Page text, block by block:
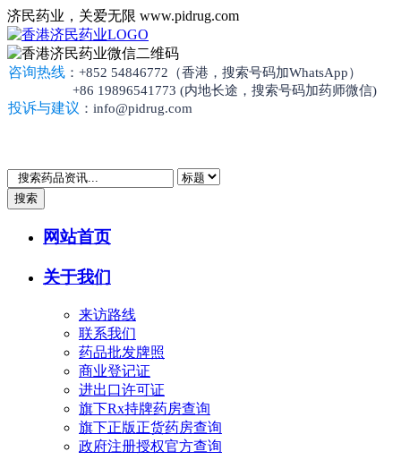
济民药业，关爱无限 www.pidrug.com
咨询热线 ：+852 54846772（香港，搜索号码加WhatsApp）
+86 19896541773 (内地长途，搜索号码加药师微信)
投诉与建议 ：info@pidrug.com
搜索
网站首页
关于我们
来访路线
联系我们
药品批发牌照
商业登记证
进出口许可证
旗下Rx持牌药房查询
旗下正版正货药房查询
政府注册授权官方查询